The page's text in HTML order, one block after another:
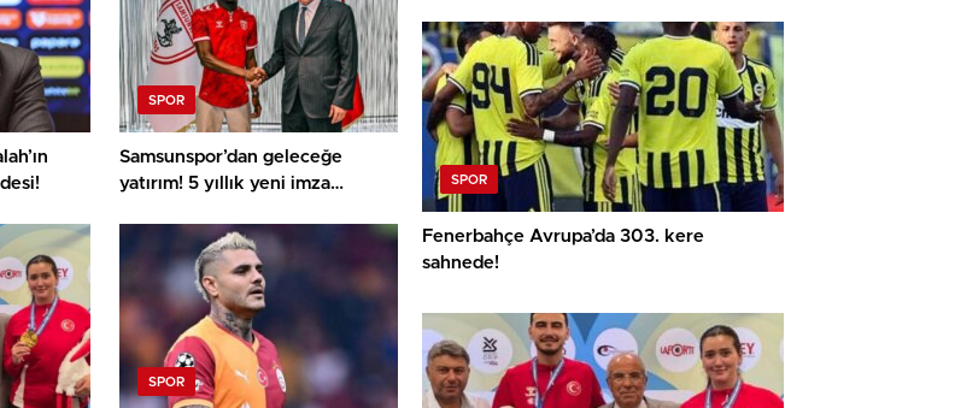
SPOR
Samsunspor’dan geleceğe
yatırım! 5 yıllık yeni imza
SPOR
SPOR
Fenerbahçe Avrupa’da 303. kere
sahnede!